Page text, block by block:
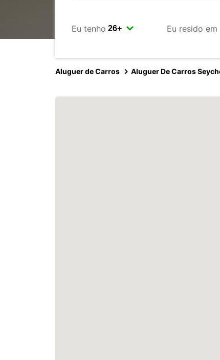
Eu tenho Eu resido em
Aluguer de Carros Aluguer De Carros